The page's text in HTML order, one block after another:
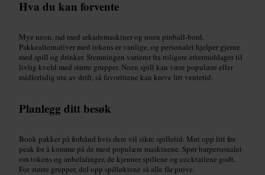
Hva du kan forvente
Mye neon, rad med arkademaskiner og noen pinball-bord.
Pakkealternativer med tokens er vanlige, og personalet hjelper gjerne
med spill og drinker. Stemningen varierer fra roligere ettermiddager til
livlig kveld med større grupper. Noen spill kan være populære eller
midlertidig ute av drift, så favorittene kan kreve litt ventetid.
Planlegg ditt besøk
Book pakker på forhånd hvis dere vil sikre spilletid. Møt opp litt før
peak for å komme på de mest populære maskinene. Spør barpersonalet
om tokens og anbefalinger, de kjenner spillene og cocktailene godt.
For større grupper, del opp spilløktene så alle får prøve.